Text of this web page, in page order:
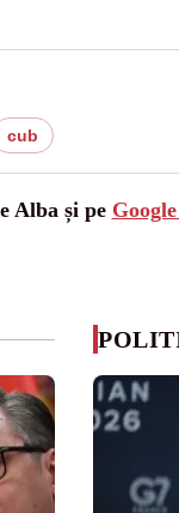
cub
Alba și pe